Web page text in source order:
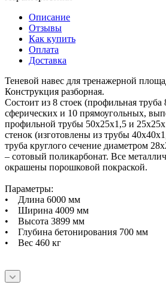
Описание
Отзывы
Как купить
Оплата
Доставка
Теневой навес для тренажерной
Конструкция разборная.
Состоит из 8 стоек (профильная
сферических и 10 прямоугольных,
профильной трубы 50х25х1,5 и
стенок (изготовлены из трубы
труба круглого сечение диаметром
– сотовый поликарбонат. Все
окрашены порошковой покраской.
Параметры:
• Длина 6000 мм
• Ширина 4009 мм
• Высота 3899 мм
• Глубина бетонирования 700 мм
• Вес 460 кг